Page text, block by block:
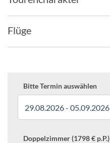
Flüge
Bitte Termin auswählen
29.08.2026 - 05.09.2026
Doppelzimmer (1798 € p.P.)